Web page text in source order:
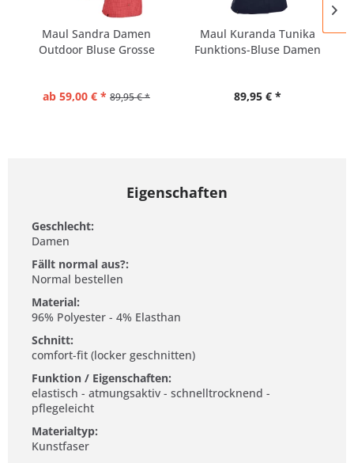
Maul Sandra Damen
Outdoor Bluse Grosse
ab 59,00 € * 89,95 € *
Maul Kuranda Tunika
Funktions-Bluse Damen
89,95 € *
Eigenschaften
Geschlecht:
Damen
Fällt normal aus?:
Normal bestellen
Material:
96% Polyester - 4% Elasthan
Schnitt:
comfort-fit (locker geschnitten)
Funktion / Eigenschaften:
elastisch - atmungsaktiv - schnelltrocknend -
pflegeleicht
Materialtyp:
Kunstfaser